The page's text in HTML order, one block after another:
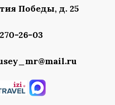
Победы, д. 25
270-26-03